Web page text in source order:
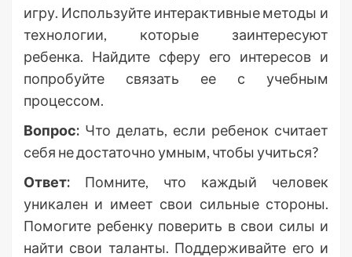
игру. Используйте интерактивные методы и
технологии, которые заинтересуют
ребенка. Найдите сферу его интересов и
попробуйте связать ее с учебным
процессом.
Вопрос: Что делать, если ребенок считает
себя не достаточно умным, чтобы учиться?
Ответ: Помните, что каждый человек
уникален и имеет свои сильные стороны.
Помогите ребенку поверить в свои силы и
найти свои таланты. Поддерживайте его и